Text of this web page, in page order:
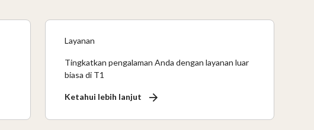
Layanan
Tingkatkan pengalaman Anda dengan layanan luar
biasa di T1
Ketahui lebih lanjut